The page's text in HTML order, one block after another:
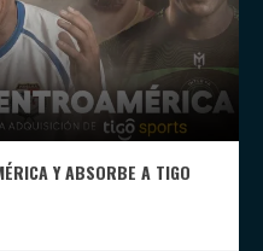
Y ABSORBE A TIGO